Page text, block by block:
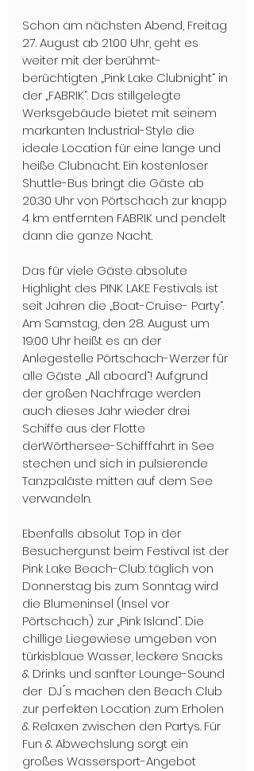
Schon am nächsten Abend, Freitag
27. August ab 21:00 Uhr, geht es
weiter mit der berühmt-
berüchtigten „Pink Lake Clubnight“ in
der „FABRIK“. Das stillgelegte
Werksgebäude bietet mit seinem
markanten Industrial-Style die
ideale Location für eine lange und
heiße Clubnacht. Ein kostenloser
Shuttle-Bus bringt die Gäste ab
20:30 Uhr von Pörtschach zur knapp
4 km entfernten FABRIK und pendelt
dann die ganze Nacht.
Das für viele Gäste absolute
Highlight des PINK LAKE Festivals ist
seit Jahren die „Boat-Cruise- Party“.
Am Samstag, den 28. August um
19:00 Uhr heißt es an der
Anlegestelle Pörtschach-Werzer für
alle Gäste „All aboard“! Aufgrund
der großen Nachfrage werden
auch dieses Jahr wieder drei
Schiffe aus der Flotte
derWörthersee-Schifffahrt in See
stechen und sich in pulsierende
Tanzpaläste mitten auf dem See
verwandeln.
Ebenfalls absolut Top in der
Besuchergunst beim Festival ist der
Pink Lake Beach-Club: täglich von
Donnerstag bis zum Sonntag wird
die Blumeninsel (Insel vor
Pörtschach) zur „Pink Island“. Die
chillige Liegewiese umgeben von
türkisblaue Wasser, leckere Snacks
& Drinks und sanfter Lounge-Sound
der  DJ ́s machen den Beach Club
zur perfekten Location zum Erholen
& Relaxen zwischen den Partys. Für
Fun & Abwechslung sorgt ein
großes Wassersport-Angebot